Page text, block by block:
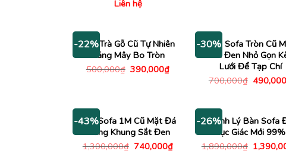
Liên hệ
-22%
Bàn Trà Gỗ Cũ Tự Nhiên
Dáng Mây Bo Tròn
500,000₫ Giá
390,000₫Giá
-30%
Bàn Sofa Tròn Cũ
Kính Đen Nhỏ Gọn
Lưới Để Tạp Chí
700,000₫ Giá
490,000
-43%
Bàn Sofa 1M Cũ Mặt Đá
Trắng Khung Sắt Đen
1,300,000₫ Giá
740,000₫Giá
-26%
Thanh Lý Bàn Sofa
Lục Giác Mới 99%
1,890,000₫ Giá